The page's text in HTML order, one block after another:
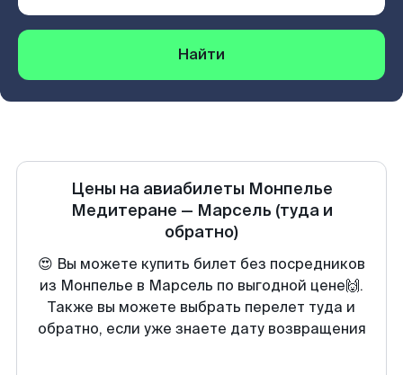
Найти
Цены на авиабилеты Монпелье
Медитеране — Марсель (туда и
обратно)
😍 Вы можете купить билет без посредников
из Монпелье в Марсель по выгодной цене🙌.
Также вы можете выбрать перелет туда и
обратно, если уже знаете дату возвращения